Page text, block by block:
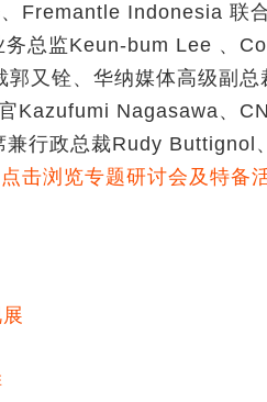
Fremantle Indonesia 联
务总监Keun-bum Lee 、
郭又铨、华纳媒体高级副
Kazufumi Nagasawa、
行政总裁Rudy Buttignol
点击浏览专题研讨会及特备